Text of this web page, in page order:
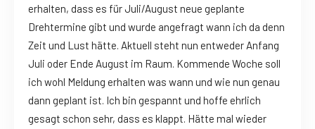
erhalten, dass es für Juli/August neue geplante
Drehtermine gibt und wurde angefragt wann ich da denn
Zeit und Lust hätte. Aktuell steht nun entweder Anfang
Juli oder Ende August im Raum. Kommende Woche soll
ich wohl Meldung erhalten was wann und wie nun genau
dann geplant ist. Ich bin gespannt und hoffe ehrlich
gesagt schon sehr, dass es klappt. Hätte mal wieder